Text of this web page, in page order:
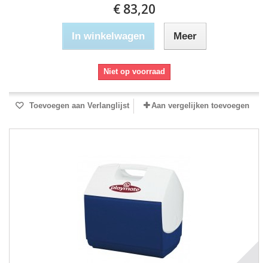
€ 83,20
In winkelwagen Meer
Niet op voorraad
Toevoegen aan Verlanglijst Aan vergelijken toevoegen